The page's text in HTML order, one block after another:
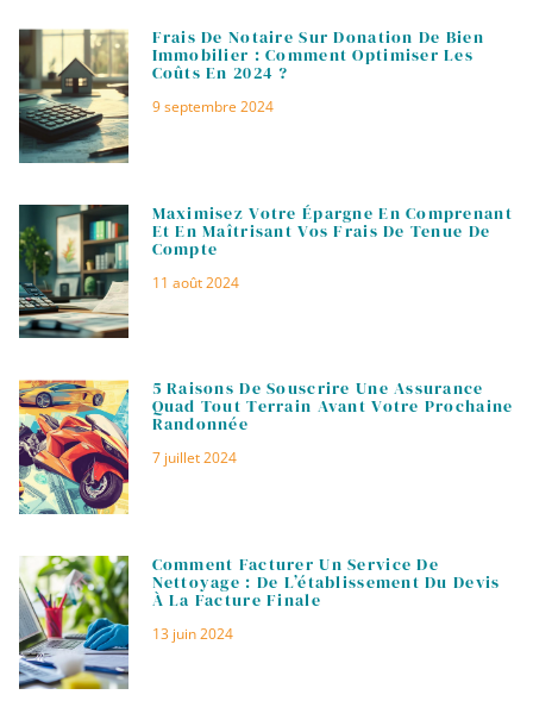
Frais De Notaire Sur Donation De Bien
Immobilier : Comment Optimiser Les
Coûts En 2024 ?
9 septembre 2024
Maximisez Votre Épargne En Comprenant
Et En Maîtrisant Vos Frais De Tenue De
Compte
11 août 2024
5 Raisons De Souscrire Une Assurance
Quad Tout Terrain Avant Votre Prochaine
Randonnée
7 juillet 2024
Comment Facturer Un Service De
Nettoyage : De L’établissement Du Devis
À La Facture Finale
13 juin 2024